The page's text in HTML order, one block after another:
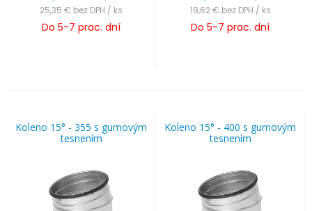
25,35 € bez DPH / ks
Do 5-7 prac. dní
19,62 € bez DPH / ks
Do 5-7 prac. dní
Koleno 15° - 355 s gumovým
tesnením
Koleno 15° - 400 s gumovým
tesnením